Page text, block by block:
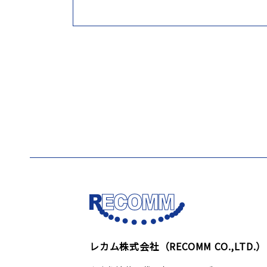
レカム株式会社（RECOMM CO.,LTD.）